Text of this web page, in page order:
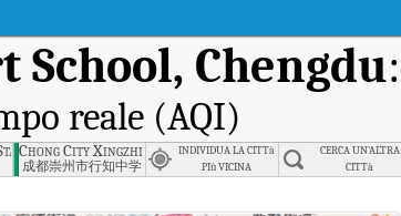
School, Chengdu:
reale (AQI)
Chengdu
Chong City Xingzhi Middle School, Chengdu
成都崇州市行知中学
INDIVIDUA LA CITTà
PIù VICINA
CERCA UN'ALTRA
CITTà